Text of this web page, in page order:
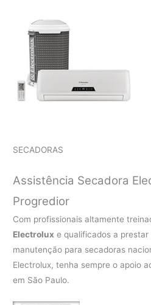
SECADORAS
Assistência Secadora
Progredior
Com profissionais altamente
Electrolux e qualificados a
manutenção para secadoras
Electrolux, tenha sempre o apoio
em São Paulo.